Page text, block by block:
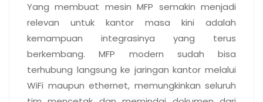
Yang membuat mesinMFP semakin menjadi
relevan untuk kantor masa kini adalah
kemampuan integrasinya yang terus
berkembang. MFP modern sudah bisa
terhubung langsung ke jaringan kantor melalui
WiFi maupun ethernet, memungkinkan seluruh